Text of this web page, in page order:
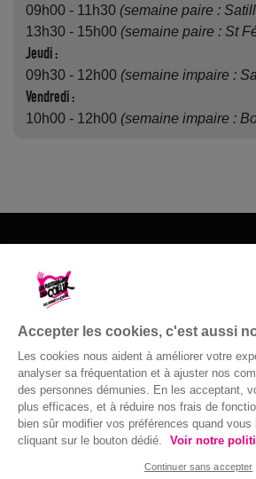
09h00 - 11h30(semaine paire :
13h30 - 15h00(semaine paire : St
Jeudi :
09h30 - 12h00(semaine impaire :
Vendredi :
10h00 - 12h00(semaine impaire :
Les Restos du Cœur du 07
Ecole Rosa Parks BP 338 Boulevard de
07000 privas
04 75 66 03 87
Nous contacter
Mentions légales| 2016 ©
Accepter les cookies, c'est aussi
Les cookies nous aident à améliorer votre
analyser sa fréquentation et à ajuster nos
des personnes démunies. En les acceptant,
plus efficaces, et à réduire nos frais de
bien sûr modifier vos préférences quand
cliquant sur le bouton dédié.
Voir notre
Continuer sans accepter